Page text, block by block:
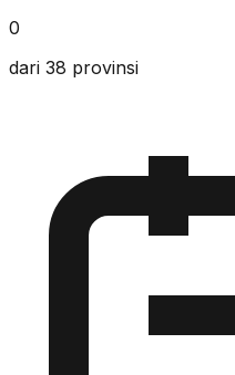
0
dari 38 provinsi